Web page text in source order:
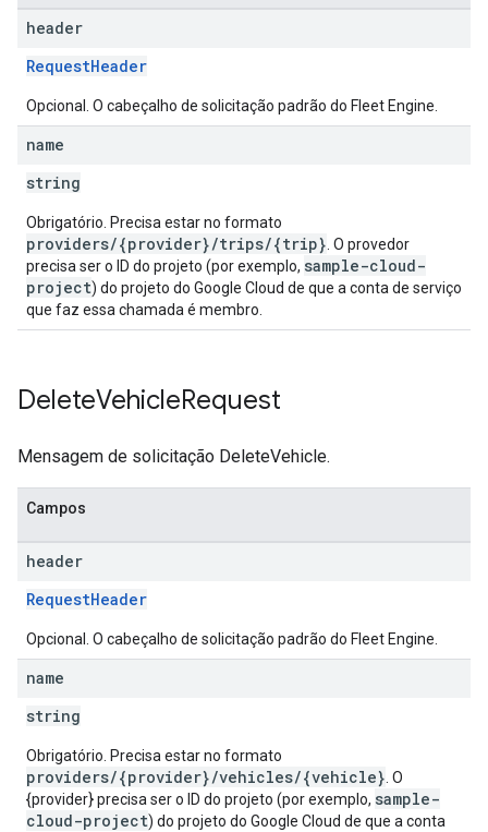
header
RequestHeader
Opcional. O cabeçalho de solicitação padrão do Fleet Engine.
name
string
Obrigatório. Precisa estar no formato
providers/{provider}/trips/{trip} . O provedor
precisa ser o ID do projeto (por exemplo, sample-cloud-
project) do projeto do Google Cloud de que a conta de serviço
que faz essa chamada é membro.
DeleteVehicleRequest
Mensagem de solicitação DeleteVehicle.
Campos
header
RequestHeader
Opcional. O cabeçalho de solicitação padrão do Fleet Engine.
name
string
Obrigatório. Precisa estar no formato
providers/{provider}/vehicles/{vehicle} . O
{provider} precisa ser o ID do projeto (por exemplo, sample-
cloud-project) do projeto do Google Cloud de que a conta